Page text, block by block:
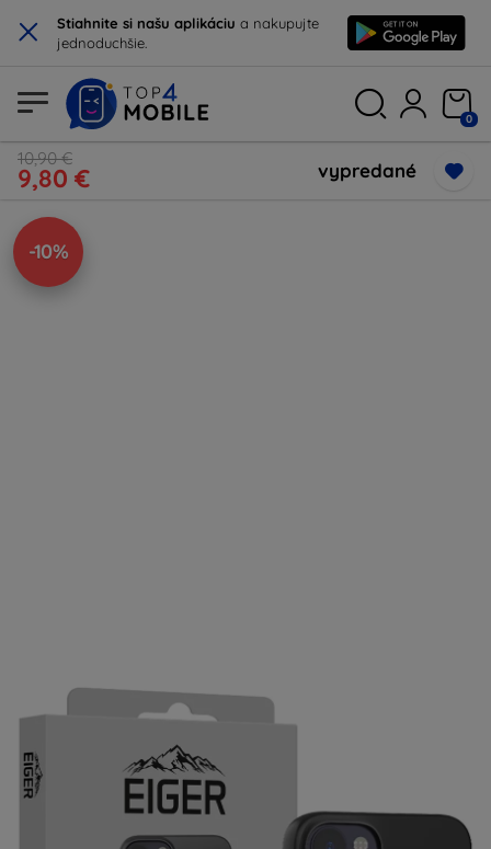
× Stiahnite si našu aplikáciu a nakupujte
jednoduchšie.
0
10,90 €
9,80 € vypredané
-10%